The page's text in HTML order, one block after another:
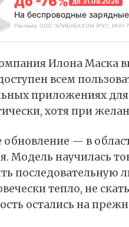
На беспроводные
Реклама. ООО "АЛИБАБА.КОМ (РУ)", ИНН
Илона Маска
всем
приложениях для
хотя при
обновление — в
Модель научилась
последовательную
тепло, не
остались на